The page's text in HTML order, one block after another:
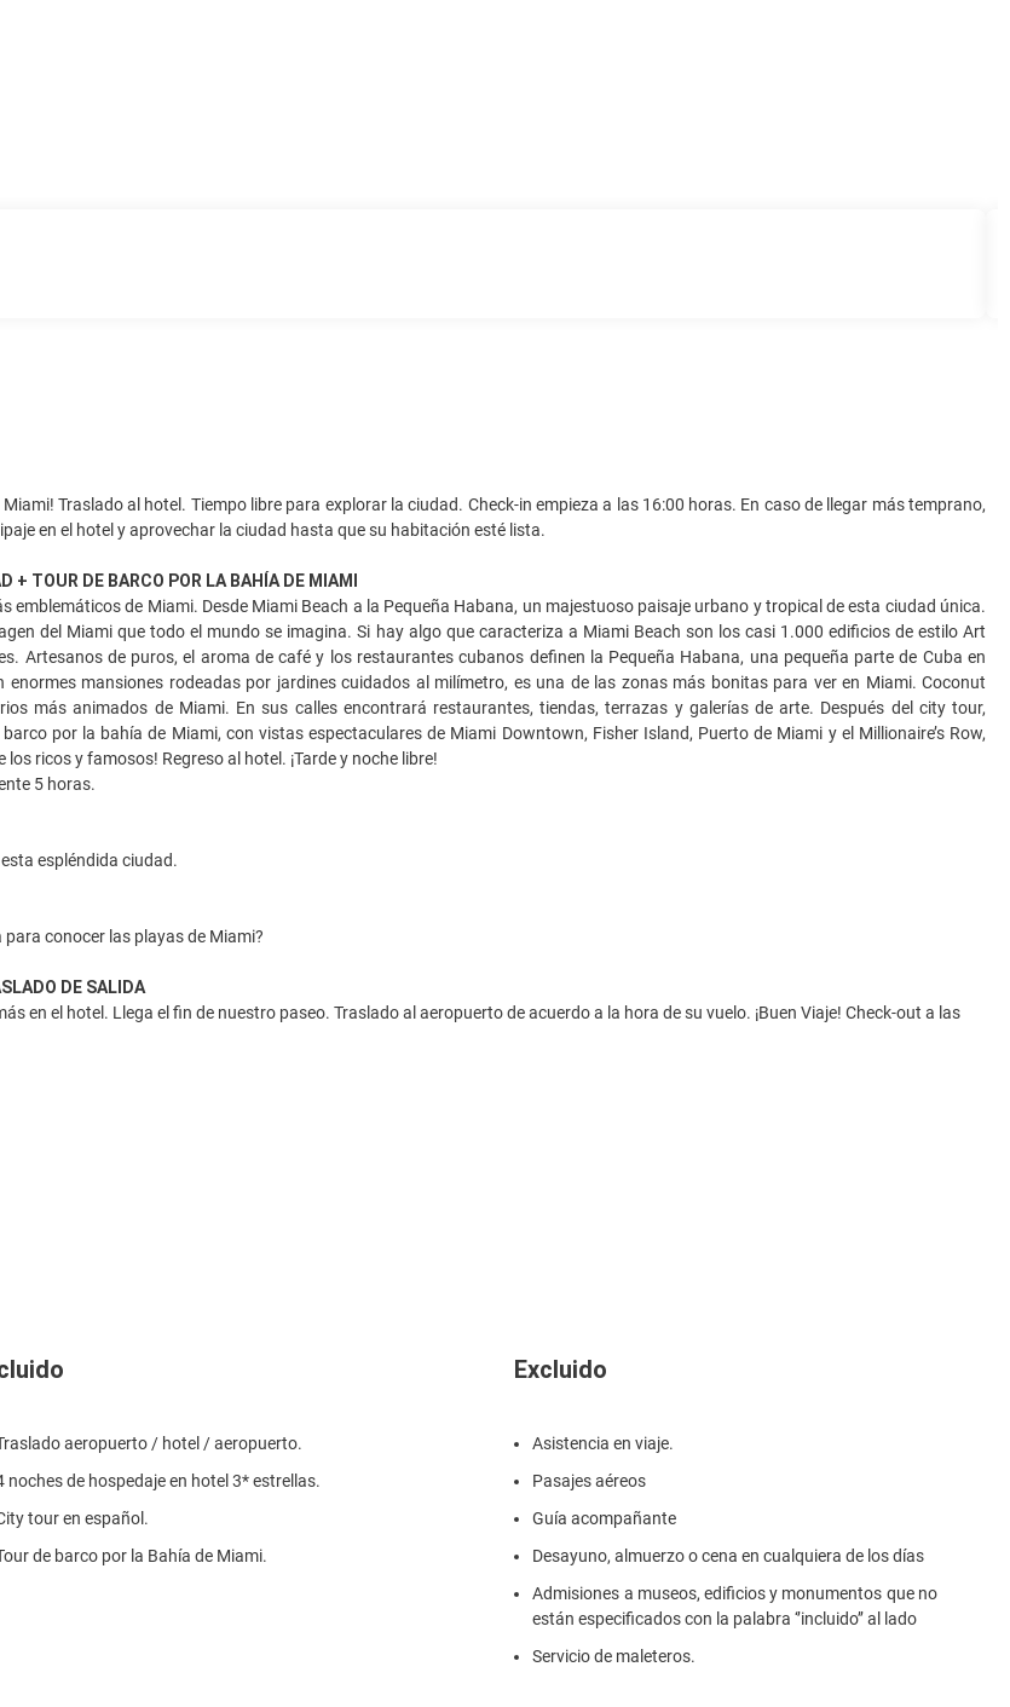
Traslado al hotel. Tiempo libre para explorar la ciudad. Check-in empieza a las 16:00 horas. En caso de llegar más temprano,
en el hotel y aprovechar la ciudad hasta que su habitación esté lista.
+ TOUR DE BARCO POR LA BAHÍA DE MIAMI
emblemáticos de Miami. Desde Miami Beach a la Pequeña Habana, un majestuoso paisaje urbano y tropical de esta ciudad única.
del Miami que todo el mundo se imagina. Si hay algo que caracteriza a Miami Beach son los casi 1.000 edificios de estilo Art
Artesanos de puros, el aroma de café y los restaurantes cubanos definen la Pequeña Habana, una pequeña parte de Cuba en
enormes mansiones rodeadas por jardines cuidados al milímetro, es una de las zonas más bonitas para ver en Miami. Coconut
más animados de Miami. En sus calles encontrará restaurantes, tiendas, terrazas y galerías de arte. Después del city tour,
por la bahía de Miami, con vistas espectaculares de Miami Downtown, Fisher Island, Puerto de Miami y el Millionaire’s Row,
los ricos y famosos! Regreso al hotel. ¡Tarde y noche libre!
5 horas.
espléndida ciudad.
para conocer las playas de Miami?
DE SALIDA
en el hotel. Llega el fin de nuestro paseo. Traslado al aeropuerto de acuerdo a la hora de su vuelo. ¡Buen Viaje! Check-out a las
aeropuerto / hotel / aeropuerto.
noches de hospedaje en hotel 3* estrellas.
tour en español.
de barco por la Bahía de Miami.
Excluido
Asistencia en viaje.
Pasajes aéreos
Guía acompañante
Desayuno, almuerzo o cena en cualquiera de los días
Admisiones a museos, edificios y monumentos que no
están especificados con la palabra ‘’incluido’’ al lado
Servicio de maleteros.